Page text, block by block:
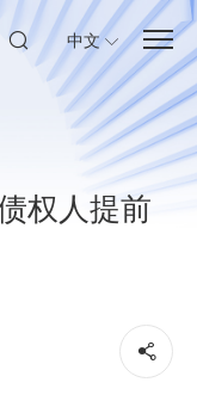
中文
权人提前